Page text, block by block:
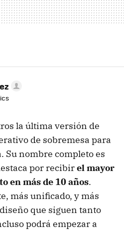
la última versión de
de sobremesa para
Su nombre completo es
por recibirel mayor
en más de 10 años.
más unificado, y más
que siguen tanto
podrá empezar a